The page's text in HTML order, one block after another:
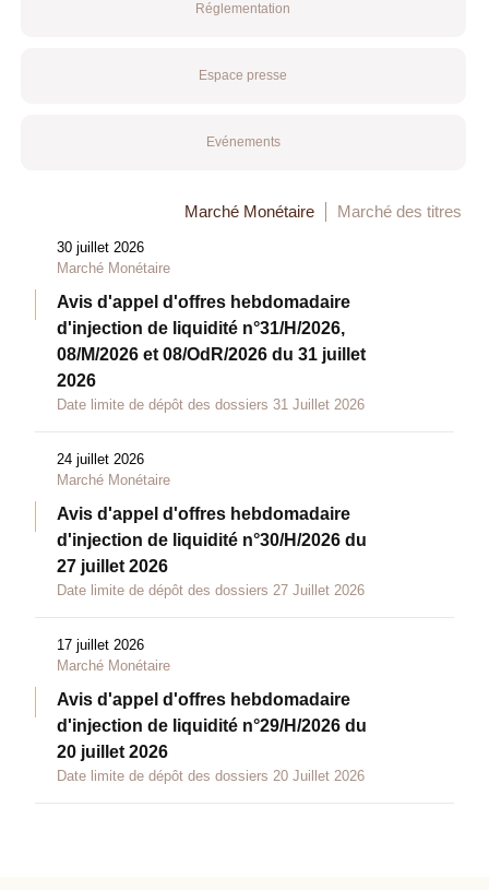
Réglementation
Espace presse
Evénements
Marché Monétaire Marché des titres
30 juillet 2026
Marché Monétaire
Avis d'appel d'offres hebdomadaire
d'injection de liquidité n°31/H/2026,
08/M/2026 et 08/OdR/2026 du 31 juillet
2026
Date limite de dépôt des dossiers 31 Juillet 2026
24 juillet 2026
Marché Monétaire
Avis d'appel d'offres hebdomadaire
d'injection de liquidité n°30/H/2026 du
27 juillet 2026
Date limite de dépôt des dossiers 27 Juillet 2026
17 juillet 2026
Marché Monétaire
Avis d'appel d'offres hebdomadaire
d'injection de liquidité n°29/H/2026 du
20 juillet 2026
Date limite de dépôt des dossiers 20 Juillet 2026